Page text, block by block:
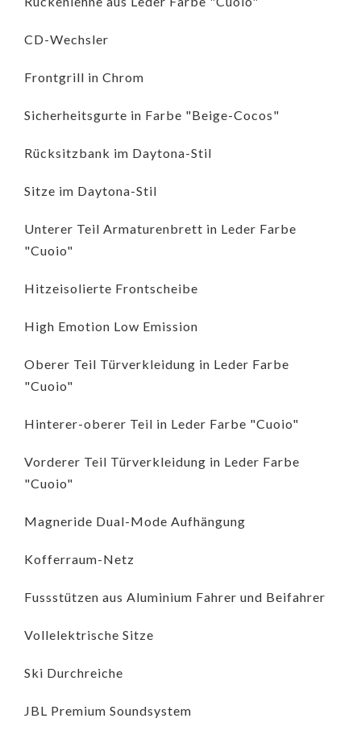
CD-Wechsler
Frontgrill in Chrom
Sicherheitsgurte in Farbe "Beige-Cocos"
Rücksitzbank im Daytona-Stil
Sitze im Daytona-Stil
Unterer Teil Armaturenbrett in Leder Farbe
"Cuoio"
Hitzeisolierte Frontscheibe
High Emotion Low Emission
Oberer Teil Türverkleidung in Leder Farbe
"Cuoio"
Hinterer-oberer Teil in Leder Farbe "Cuoio"
Vorderer Teil Türverkleidung in Leder Farbe
"Cuoio"
Magneride Dual-Mode Aufhängung
Kofferraum-Netz
Fussstützen aus Aluminium Fahrer und Beifahrer
Vollelektrische Sitze
Ski Durchreiche
JBL Premium Soundsystem